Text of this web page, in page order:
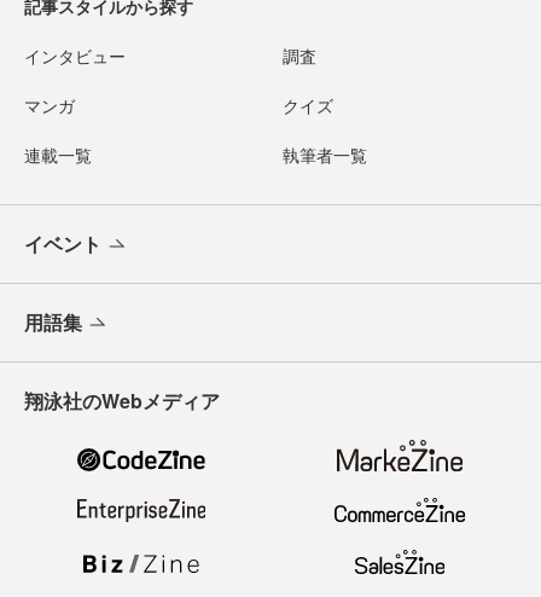
記事スタイルから探す
インタビュー 調査
マンガ クイズ
連載一覧 執筆者一覧
イベント
用語集
翔泳社のWebメディア